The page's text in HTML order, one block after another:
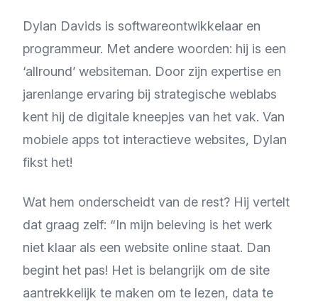
Dylan Davids is softwareontwikkelaar en
programmeur. Met andere woorden: hij is een
‘allround’ websiteman. Door zijn expertise en
jarenlange ervaring bij strategische weblabs
kent hij de digitale kneepjes van het vak. Van
mobiele apps tot interactieve websites, Dylan
fikst het!
Wat hem onderscheidt van de rest? Hij vertelt
dat graag zelf: “In mijn beleving is het werk
niet klaar als een website online staat. Dan
begint het pas! Het is belangrijk om de site
aantrekkelijk te maken om te lezen, data te